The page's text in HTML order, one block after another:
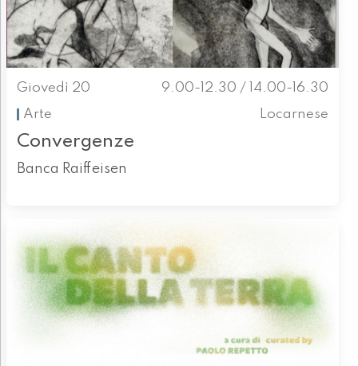
Giovedì 20
9.00-12.30 / 14.00-16.30
Arte
Locarnese
Convergenze
Banca Raiffeisen